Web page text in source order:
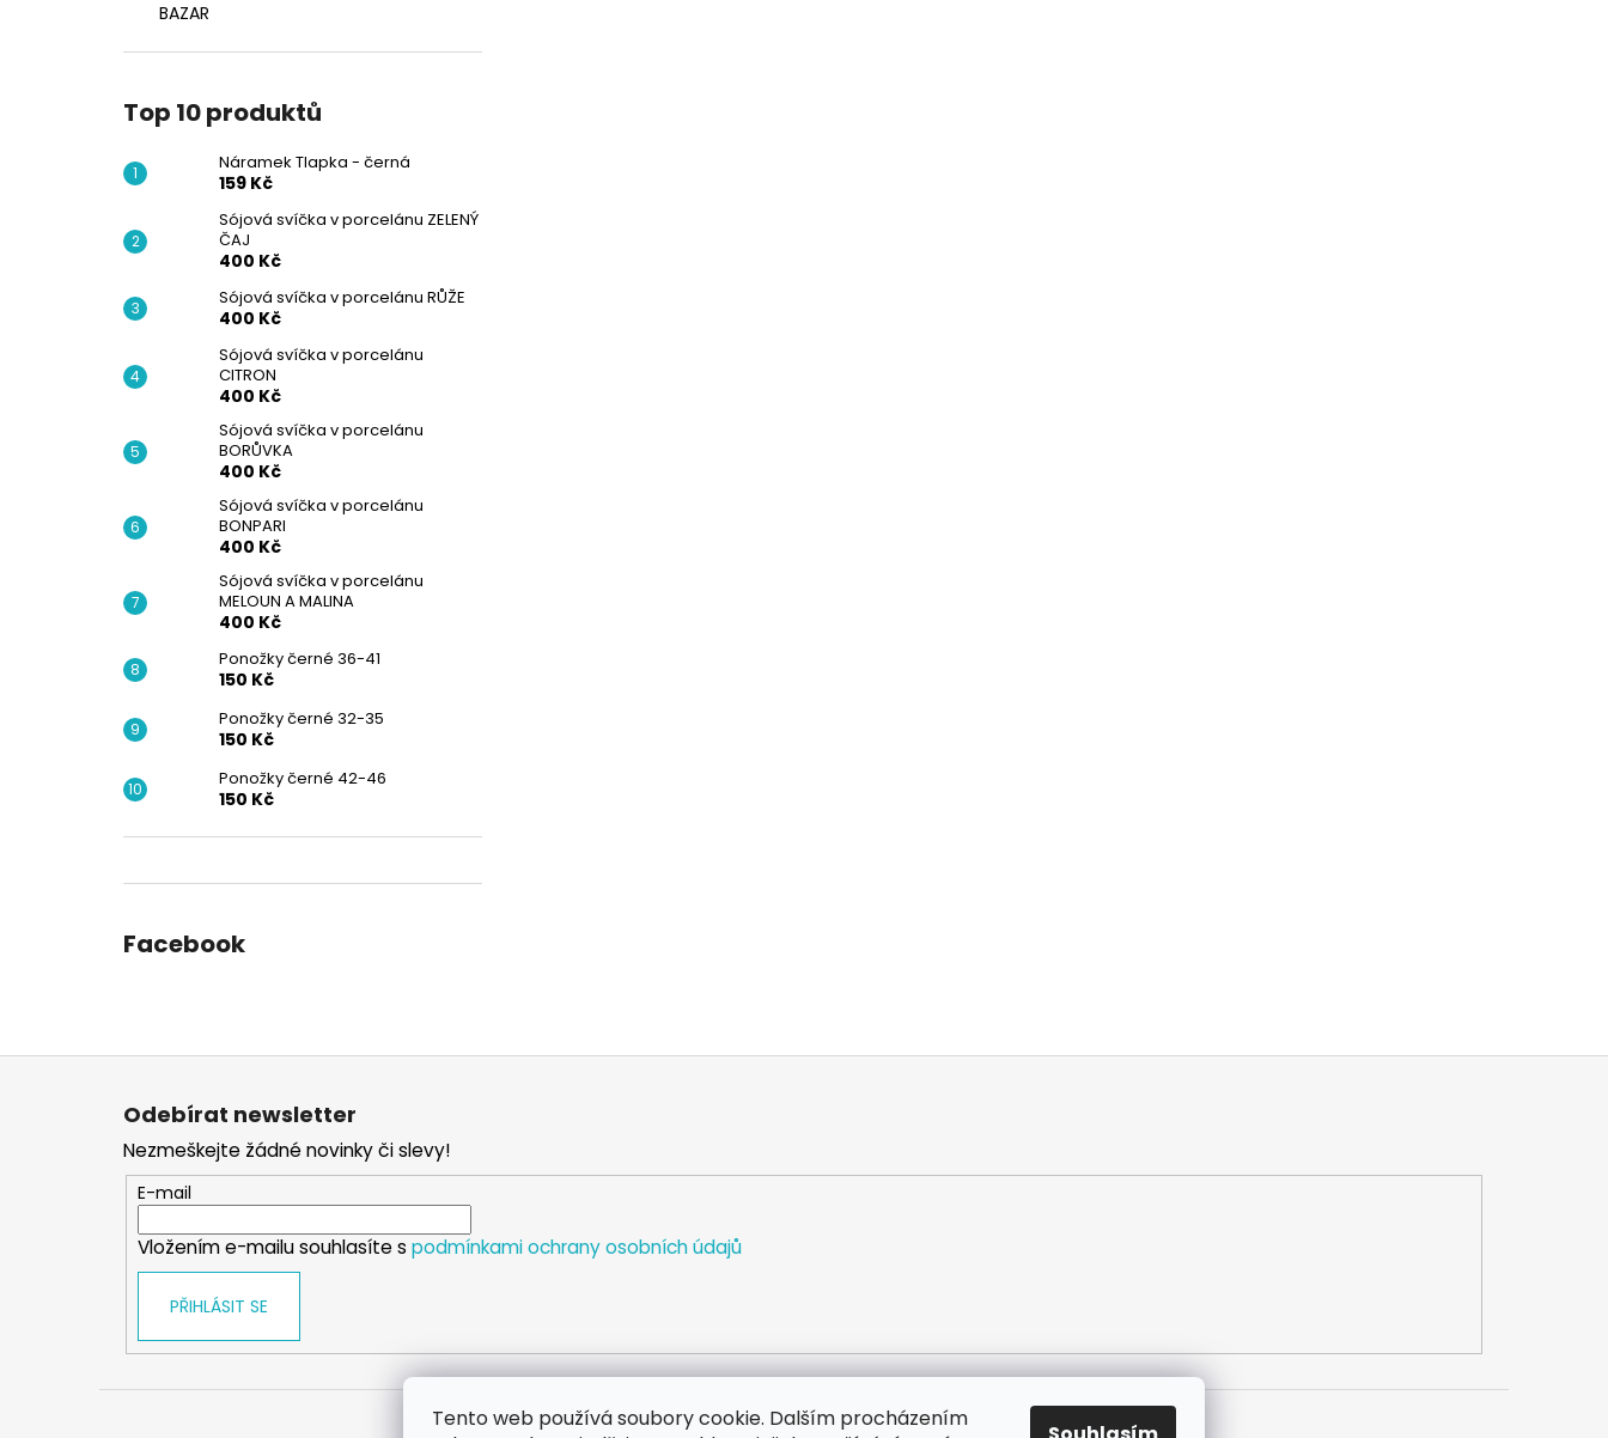
Tento web používá soubory cookie. Dalším procházením
BAZAR
Top 10 produktů
Náramek Tlapka - černá
159 Kč
Sójová svíčka v porcelánu ZELENÝ
ČAJ
400 Kč
Sójová svíčka v porcelánu RŮŽE
400 Kč
Sójová svíčka v porcelánu
CITRON
400 Kč
Sójová svíčka v porcelánu
BORŮVKA
400 Kč
Sójová svíčka v porcelánu
BONPARI
400 Kč
Sójová svíčka v porcelánu
MELOUN A MALINA
400 Kč
Ponožky černé 36-41
150 Kč
Ponožky černé 32-35
150 Kč
Ponožky černé 42-46
150 Kč
Facebook
Z
Odebírat newsletter
Nezmeškejte žádné novinky či slevy!
E-mail
Vložením e-mailu souhlasíte s podmínkami ochrany osobních údajů
PŘIHLÁSIT SE